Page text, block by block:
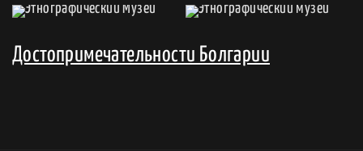
Достопримечательности Болгарии